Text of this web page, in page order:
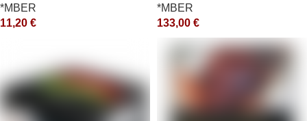
*MBER
11,20 €
*MBER
133,00 €